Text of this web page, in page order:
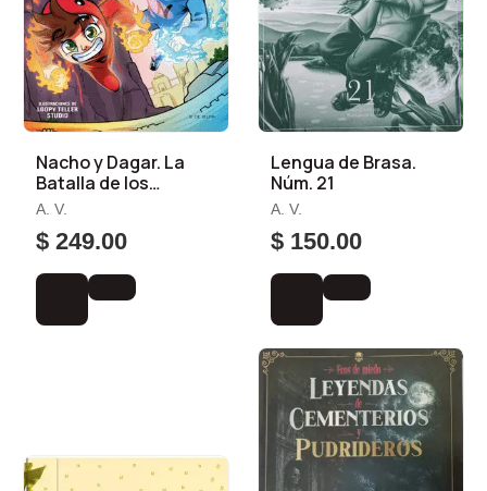
Nacho y Dagar. La
Batalla de los
Dragones
A. V.
$ 249.00
Lengua de Brasa.
Núm. 21
A. V.
$ 150.00